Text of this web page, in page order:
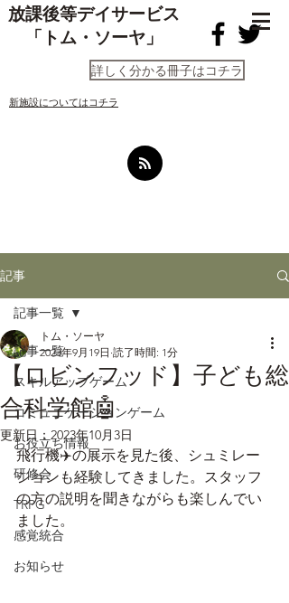
放課後等デイサービス
「トム・ソーヤ」
詳しく分かる冊子はコチラ
​新施設についてはコチラ
記事
記事一覧
スキルアップゲーム
コミュニケーションゲーム
お役立ち情報
研修会
TRPG
感覚統合
お知らせ
記事一覧
【ロビンフッド】子ども総
合科学館🤖
トム・ソーヤ
2023年9月19日 読了時間: 1分
更新日： 2023年10月3日
飛行機✈️の展示を見た後、シュミレー
ションも経験してきました。スタッフ
の方の説明を聞きながらも楽しんでい
ました。